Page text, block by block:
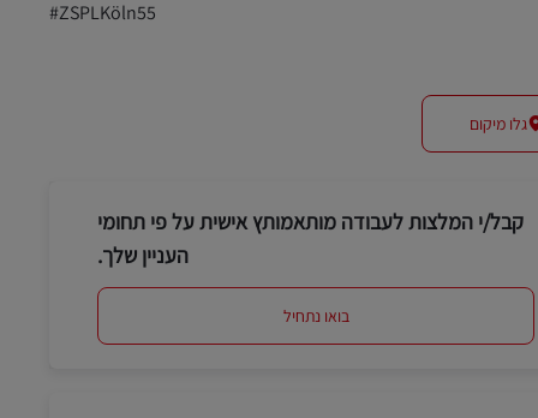
#ZSPLKöln55
גלו מיקום
קבל/י המלצות לעבודה מותאמותץ אישית על פי תחומי
העניין שלך.
בואו נתחיל